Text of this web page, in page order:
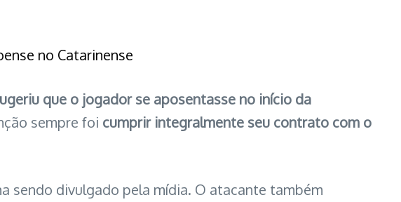
no Catarinense
que o jogador se aposentasse no início da
sempre foi cumprir integralmente seu contrato com o
sendo divulgado pela mídia. O atacante também